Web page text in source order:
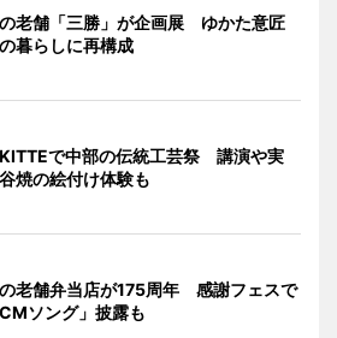
老舗「三勝」が企画展 ゆかた意匠
暮らしに再構成
で中部の伝統工芸祭 講演や実
焼の絵付け体験も
老舗弁当店が175周年 感謝フェスで
CMソング」披露も